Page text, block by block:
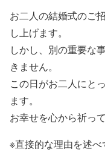
お二人の結婚式のご
し上げます。
しかし、別の重要な
きません。
この日がお二人にと
ます。
お幸せを心から祈っ
※直接的な理由を述